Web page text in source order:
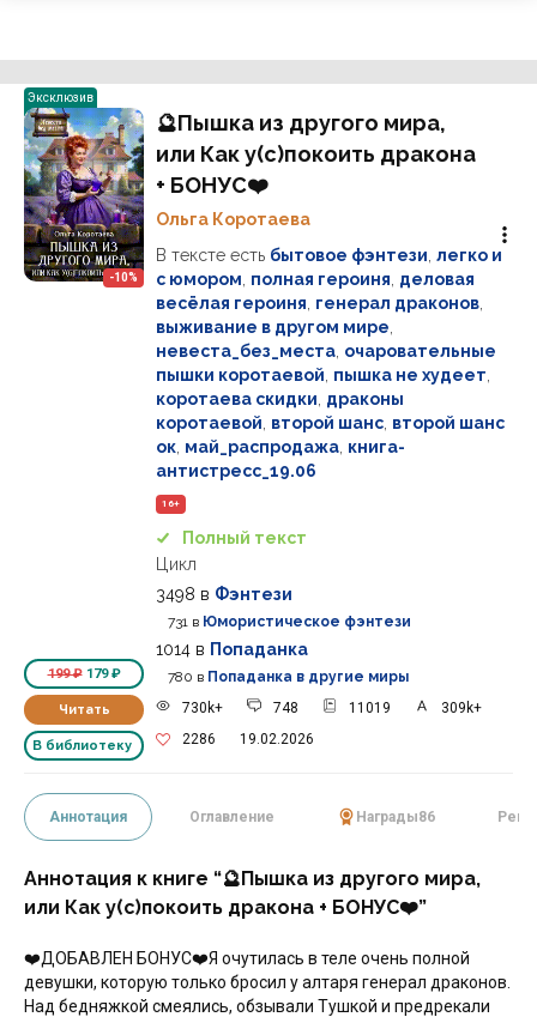
Эксклюзив
-10%
199 ₽179 ₽
Читать
В библиотеку
🔮Пышка из другого мира,
или Как у(с)покоить дракона
+ БОНУС‍❤️‍
Ольга Коротаева
В тексте есть бытовое фэнтези легко и
с юмором полная героиня деловая
весёлая героиня генерал драконов
выживание в другом мире
невеста_без_места очаровательные
пышки коротаевой пышка не худеет
коротаева скидки драконы
коротаевой второй шанс второй шанс
ок май_распродажа книга-
антистресс_19.06
16+
Полный текст
Цикл
3498 в Фэнтези
731 в Юмористическое фэнтези
1014 в Попаданка
780 в Попаданка в другие миры
730k+
748 11019
309k+
2286
19.02.2026
Аннотация Оглавление Награды86
Аннотация к книге “🔮Пышка из другого мира,
или Как у(с)покоить дракона + БОНУС‍❤️‍”
‍❤️‍ДОБАВЛЕН БОНУС‍❤️‍Я очутилась в теле очень полной
девушки, которую только бросил у алтаря генерал драконов.
Над бедняжкой смеялись, обзывали Тушкой и предрекали